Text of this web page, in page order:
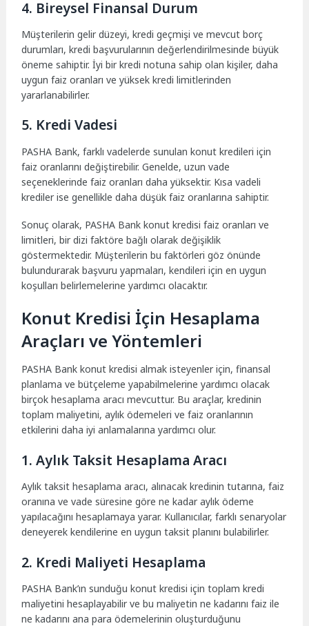
4. Bireysel Finansal Durum
Müşterilerin gelir düzeyi, kredi geçmişi ve mevcut borç
durumları, kredi başvurularının değerlendirilmesinde büyük
öneme sahiptir. İyi bir kredi notuna sahip olan kişiler, daha
uygun faiz oranları ve yüksek kredi limitlerinden
yararlanabilirler.
5. Kredi Vadesi
PASHA Bank, farklı vadelerde sunulan konut kredileri için
faiz oranlarını değiştirebilir. Genelde, uzun vade
seçeneklerinde faiz oranları daha yüksektir. Kısa vadeli
krediler ise genellikle daha düşük faiz oranlarına sahiptir.
Sonuç olarak, PASHA Bank konut kredisi faiz oranları ve
limitleri, bir dizi faktöre bağlı olarak değişiklik
göstermektedir. Müşterilerin bu faktörleri göz önünde
bulundurarak başvuru yapmaları, kendileri için en uygun
koşulları belirlemelerine yardımcı olacaktır.
Konut Kredisi İçin Hesaplama
Araçları ve Yöntemleri
PASHA Bank konut kredisi almak isteyenler için, finansal
planlama ve bütçeleme yapabilmelerine yardımcı olacak
birçok hesaplama aracı mevcuttur. Bu araçlar, kredinin
toplam maliyetini, aylık ödemeleri ve faiz oranlarının
etkilerini daha iyi anlamalarına yardımcı olur.
1. Aylık Taksit Hesaplama Aracı
Aylık taksit hesaplama aracı, alınacak kredinin tutarına, faiz
oranına ve vade süresine göre ne kadar aylık ödeme
yapılacağını hesaplamaya yarar. Kullanıcılar, farklı senaryolar
deneyerek kendilerine en uygun taksit planını bulabilirler.
2. Kredi Maliyeti Hesaplama
PASHA Bank’ın sunduğu konut kredisi için toplam kredi
maliyetini hesaplayabilir ve bu maliyetin ne kadarını faiz ile
ne kadarını ana para ödemelerinin oluşturduğunu